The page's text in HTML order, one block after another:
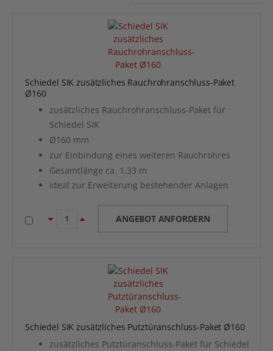
Schiedel SIK zusätzliches Rauchrohranschluss-Paket
Ø160
zusätzliches Rauchrohranschluss-Paket für
Schiedel SIK
Ø160 mm
zur Einbindung eines weiteren Rauchrohres
Gesamtlänge ca. 1,33 m
ideal zur Erweiterung bestehender Anlagen
ANGEBOT ANFORDERN
Schiedel SIK zusätzliches Putztüranschluss-Paket Ø160
zusätzliches Putztüranschluss-Paket für Schiedel